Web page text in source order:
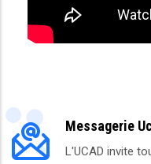
Messagerie
L'UCAD invite